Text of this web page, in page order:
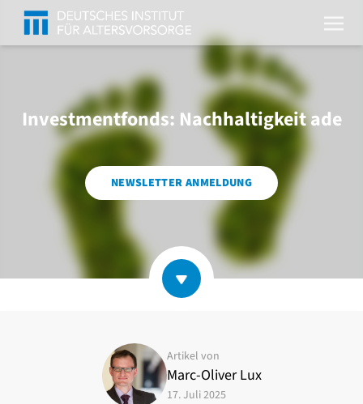
Investmentfonds: Nachhaltigkeit ade
NEWSLETTER ANMELDUNG
Artikel von
Marc-Oliver Lux
17. Juli 2025